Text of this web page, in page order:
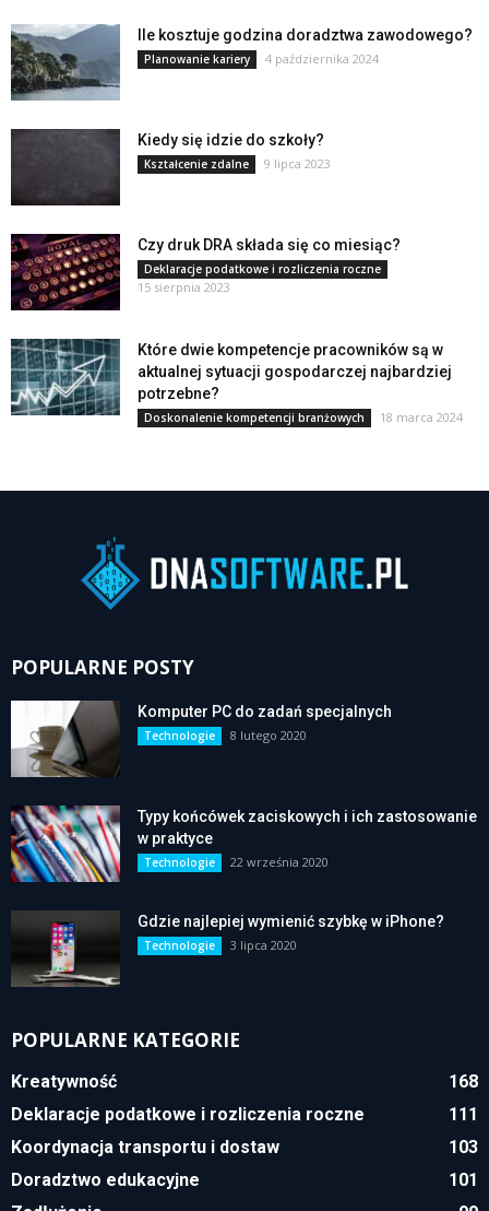
Ile kosztuje godzina doradztwa zawodowego?
Planowanie kariery 4 października 2024
Kiedy się idzie do szkoły?
Kształcenie zdalne 9 lipca 2023
Czy druk DRA składa się co miesiąc?
Deklaracje podatkowe i rozliczenia roczne
15 sierpnia 2023
Które dwie kompetencje pracowników są w
aktualnej sytuacji gospodarczej najbardziej
potrzebne?
Doskonalenie kompetencji branżowych 18 marca 2024
POPULARNE POSTY
Komputer PC do zadań specjalnych
Technologie 8 lutego 2020
Typy końcówek zaciskowych i ich zastosowanie
w praktyce
Technologie 22 września 2020
Gdzie najlepiej wymienić szybkę w iPhone?
Technologie 3 lipca 2020
POPULARNE KATEGORIE
Kreatywność
168
Deklaracje podatkowe i rozliczenia roczne
111
Koordynacja transportu i dostaw
103
Doradztwo edukacyjne
101